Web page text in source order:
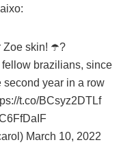
Zoe skin! ☂️?
brazilians, since
second year in a row
t.co/BCsyz2DTLf
March 10, 2022